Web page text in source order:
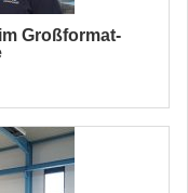
Großformat-